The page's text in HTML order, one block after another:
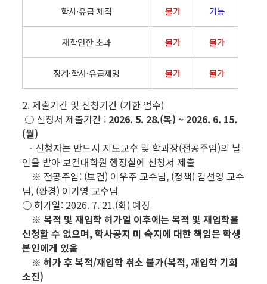
학사·유급 제적 불가 가능
재학연한 초과 불가 불가
징계·학사·유급제명 불가 불가
2. 제출기간 및 신청기간 (기한 엄수)
○ 신청서 제출기간 : 2026. 5. 28.(목) ~ 2026. 6. 15.
(월)
- 신청자는 반드시 지도교수 및 학과장(전공주임)의 날
인을 받아 보건대학원 행정실에 신청서 제출
※ 전공주임: (보건) 이우주 교수님, (정책) 김선영 교수
님, (환경) 이기영 교수님
○ 허가일: 2026. 7. 21.(화) 예정
※ 복적 및 재입학 허가일 이후에는 복적 및 재입학을
신청할 수 없으며,학사공지 미 숙지에 대한 책임은 학생
본인에게 있음
※ 허가 후 복적/재입학 취소 불가(복적, 재입학 기회
소진)